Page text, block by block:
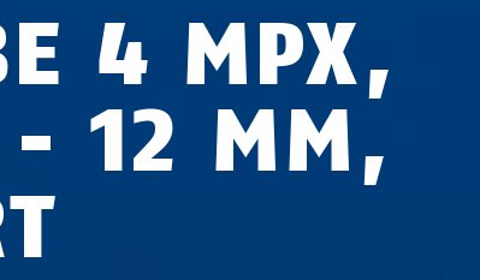
4 MPX,
12 MM,